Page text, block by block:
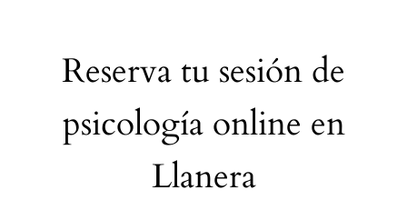
Reserva tu sesión de
psicología online en
Llanera